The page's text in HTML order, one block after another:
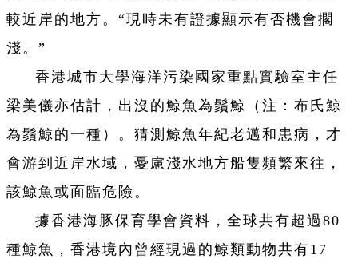
較近岸的地方。“現時未有證據顯示有否機會擱
淺。”
香港城市大學海洋污染國家重點實驗室主任
梁美儀亦估計，出沒的鯨魚為鬚鯨（注： 布氏鯨
為鬚鯨的一種 ）。猜測鯨魚年紀老邁和患病，才
會游到近岸水域，憂慮淺水地方船隻頻繁來往，
該鯨魚或面臨危險。
據香港海豚保育學會資料，全球共有超過80
種鯨魚，香港境內曾經現過的鯨類動物共有17